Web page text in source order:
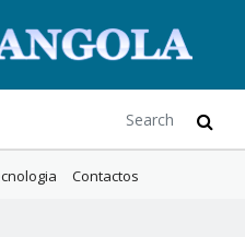
Contactos